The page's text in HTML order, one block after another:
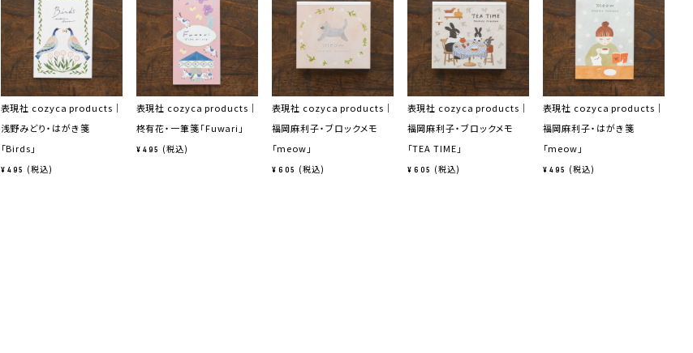
表現社 cozyca products｜
浅野みどり・はがき箋
「Birds」
¥ 495 税込
表現社 cozyca products｜
柊有花・一筆箋「Fuwari」
¥ 495 税込
表現社 cozyca products｜
福岡麻利子・ブロックメモ
「meow」
¥ 605 税込
表現社 cozyca products｜
福岡麻利子・ブロックメモ
「TEA TIME」
¥ 605 税込
表現社 cozyca products｜
福岡麻利子・はがき箋
「meow」
¥ 495 税込